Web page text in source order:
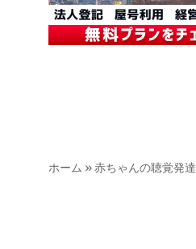
ホーム »赤ちゃんの聴覚発達